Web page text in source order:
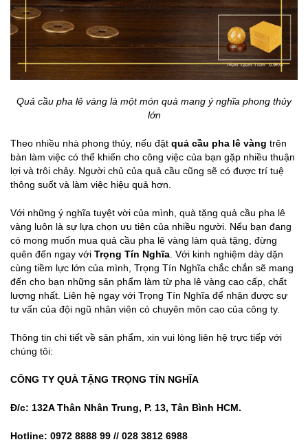
Quả cầu pha lê vàng là một món quà mang ý nghĩa phong thủy
lớn
Theo nhiều nhà phong thủy, nếu đặt quả cầu pha lê vàng trên
bàn làm việc có thể khiến cho công việc của bạn gặp nhiều thuận
lợi và trôi chảy. Người chủ của quả cầu cũng sẽ có được trí tuệ
thông suốt và làm việc hiệu quả hơn.
Với những ý nghĩa tuyệt vời của mình, quà tặng quả cầu pha lê
vàng luôn là sự lựa chọn ưu tiên của nhiều người. Nếu bạn đang
có mong muốn mua quả cầu pha lê vàng làm quà tặng, đừng
quên đến ngay với Trọng Tín Nghĩa . Với kinh nghiệm dày dặn
cùng tiềm lực lớn của mình, Trọng Tín Nghĩa chắc chắn sẽ mang
đến cho bạn những sản phẩm làm từ pha lê vàng cao cấp, chất
lượng nhất. Liên hệ ngay với Trọng Tín Nghĩa để nhận được sự
tư vấn của đội ngũ nhân viên có chuyên môn cao của công ty.
Thông tin chi tiết về sản phẩm, xin vui lòng liên hệ trực tiếp với
chúng tôi:
CÔNG TY QUÀ TẶNG TRỌNG TÍN NGHĨA
Đ/c: 132A Thân Nhân Trung, P. 13, Tân Bình HCM.
Hotline: 0972 8888 99 // 028 3812 6988